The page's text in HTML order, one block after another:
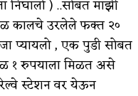
निघालो ) ..सोबत माझी
कालचे उरलेले फक्त २०
प्यायलो , एक पुडी सोबत
१ रुपयाला मिळत असे
स्टेशन वर येऊन